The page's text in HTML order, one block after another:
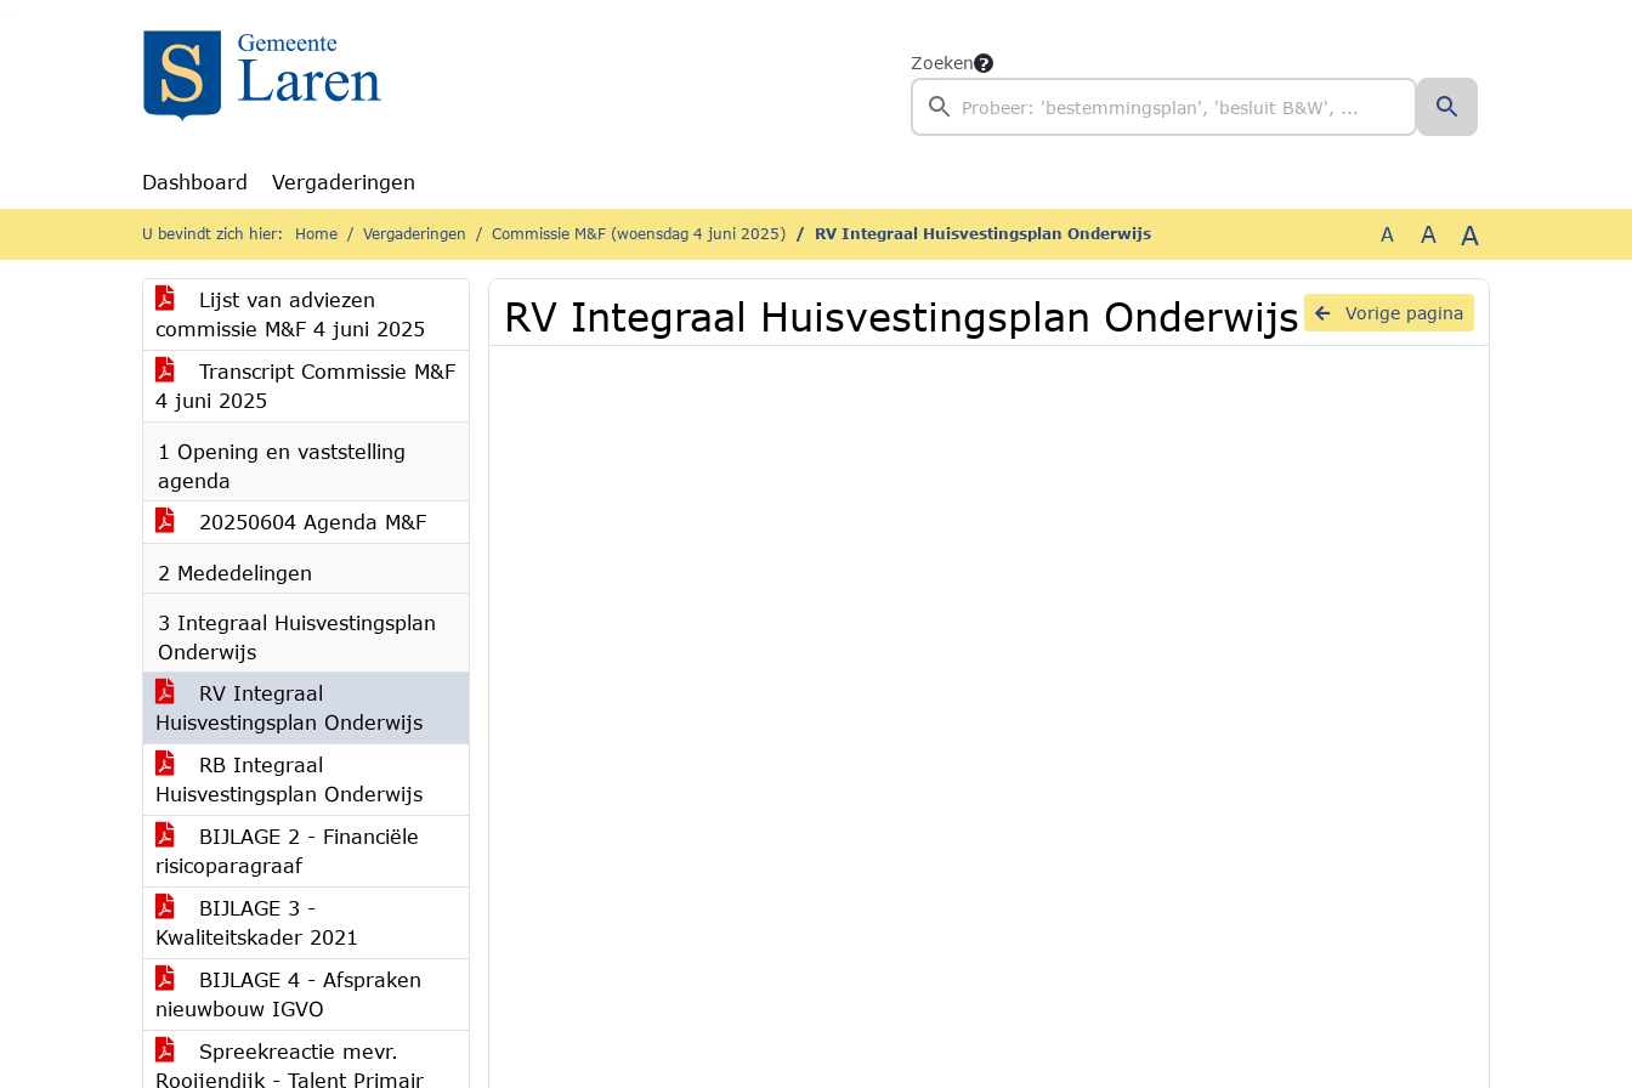
Ga naar de inhoud van deze pagina
Ga naar het zoeken
Ga naar het menu
Zoeken
Dashboard Vergaderingen
U bevindt zich hier: Home Vergaderingen Commissie M&F (woensdag 4 juni 2025) RV Integraal Huisvestingsplan Onderwijs A A A
Lijst van adviezen
commissie M&F 4 juni 2025
Transcript Commissie M&F
4 juni 2025
1 Opening en vaststelling
agenda
20250604 Agenda M&F
2 Mededelingen
3 Integraal Huisvestingsplan
Onderwijs
RV Integraal
Huisvestingsplan Onderwijs
RB Integraal
Huisvestingsplan Onderwijs
BIJLAGE 2 - Financiële
risicoparagraaf
BIJLAGE 3 -
Kwaliteitskader 2021
BIJLAGE 4 - Afspraken
nieuwbouw IGVO
Spreekreactie mevr.
Rooijendijk - Talent Primair
Vorige pagina
RV Integraal Huisvestingsplan Onderwijs